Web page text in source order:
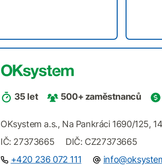
35 let 500+ zaměstnanců
OKsystem a.s., Na Pankráci 1690/125,
IČ: 27373665 DIČ: CZ27373665
+420 236 072 111